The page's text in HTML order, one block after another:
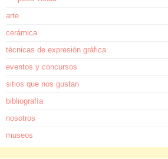
arte
cerámica
técnicas de expresión gráfica
eventos y concursos
sitios que nos gustan
bibliografía
nosotros
museos